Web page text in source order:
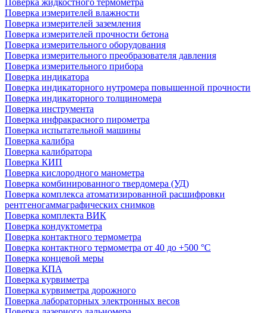
Поверка жидкостного термометра
Поверка измерителей влажности
Поверка измерителей заземления
Поверка измерителей прочности бетона
Поверка измерительного оборудования
Поверка измерительного преобразователя давления
Поверка измерительного прибора
Поверка индикатора
Поверка индикаторного нутромера повышенной прочности
Поверка индикаторного толщиномера
Поверка инструмента
Поверка инфракрасного пирометра
Поверка испытательной машины
Поверка калибра
Поверка калибратора
Поверка КИП
Поверка кислородного манометра
Поверка комбинированного твердомера (УД)
Поверка комплекса атоматизированной расшифровки
рентгеногаммаграфических снимков
Поверка комплекта ВИК
Поверка кондуктометра
Поверка контактного термометра
Поверка контактного термометра от 40 до +500 °С
Поверка концевой меры
Поверка КПА
Поверка курвиметра
Поверка курвиметра дорожного
Поверка лабораторных электронных весов